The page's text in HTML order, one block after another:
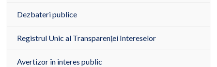
Dezbateri publice
Registrul Unic al Transparenței Intereselor
Avertizor în interes public